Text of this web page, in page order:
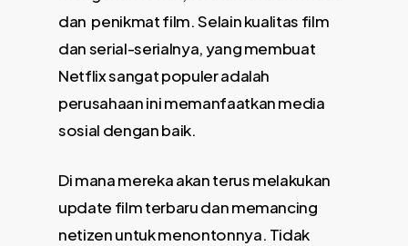
dan penikmat film. Selain kualitas film
dan serial-serialnya, yang membuat
Netflix sangat populer adalah
perusahaan ini memanfaatkan media
sosial dengan baik.
Di mana mereka akan terus melakukan
update film terbaru dan memancing
netizen untuk menontonnya. Tidak